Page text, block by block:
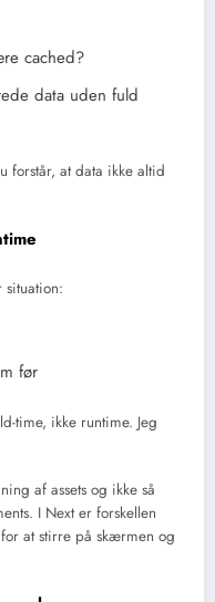
cached?
data uden fuld
forstår, at data ikke altid
før
time, ikke runtime. Jeg
af assets og ikke så
I Next er forskellen
at stirre på skærmen og